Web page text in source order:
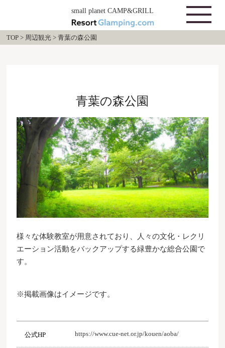
small planet CAMP&GRILL
TOP > 周辺観光 >青葉の森公園
青葉の森公園
様々な体験教室が用意されており、人々の文化・レクリ
エーション活動をバックアップする緑豊かな総合公園で
す。
※掲載画像はイメージです。
公式HP https://www.cue-net.or.jp/kouen/aoba/